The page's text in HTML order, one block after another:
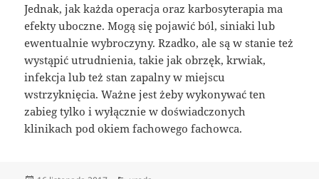
Jednak, jak każda operacja oraz karbosyterapia ma
efekty uboczne. Mogą się pojawić ból, siniaki lub
ewentualnie wybroczyny. Rzadko, ale są w stanie też
wystąpić utrudnienia, takie jak obrzęk, krwiak,
infekcja lub też stan zapalny w miejscu
wstrzyknięcia. Ważne jest żeby wykonywać ten
zabieg tylko i wyłącznie w doświadczonych
klinikach pod okiem fachowego fachowca.